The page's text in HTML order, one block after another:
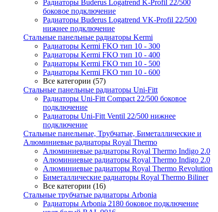
Радиаторы Buderus Logatrend K-Profil 22/500
боковое подключение
Радиаторы Buderus Logatrend VK-Profil 22/500
нижнее подключение
Стальные панельные радиаторы Kermi
Радиаторы Kermi FKO тип 10 - 300
Радиаторы Kermi FKO тип 10 - 400
Радиаторы Kermi FKO тип 10 - 500
Радиаторы Kermi FKO тип 10 - 600
Все категории (57)
Стальные панельные радиаторы Uni-Fitt
Радиаторы Uni-Fitt Compact 22/500 боковое
подключение
Радиаторы Uni-Fitt Ventil 22/500 нижнее
подключение
Стальные панельные, Трубчатые, Биметаллические и
Алюминиевые радиаторы Royal Thermo
Алюминиевые радиаторы Royal Thermo Indigo 2.0
Алюминиевые радиаторы Royal Thermo Indigo 2.0
Алюминиевые радиаторы Royal Thermo Revolution
Биметаллические радиаторы Royal Thermo Biliner
Все категории (16)
Стальные трубчатые радиаторы Arbonia
Радиаторы Arbonia 2180 боковое подключение